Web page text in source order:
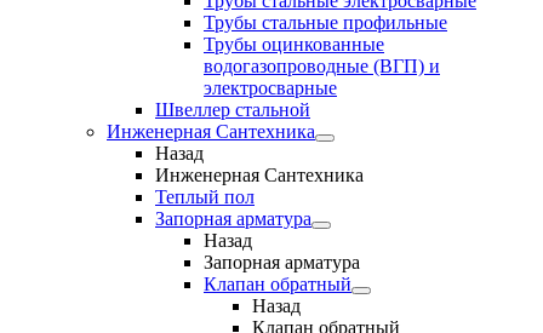
Трубы стальные профильные
Трубы оцинкованные
водогазопроводные (ВГП) и
электросварные
Швеллер стальной
Инженерная Сантехника
Назад
Инженерная Сантехника
Теплый пол
Запорная арматура
Назад
Запорная арматура
Клапан обратный
Назад
Клапан обратный